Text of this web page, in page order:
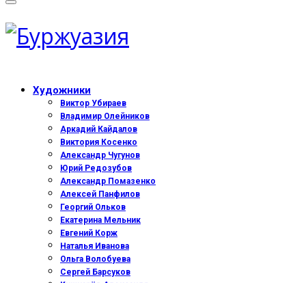
Художники
Виктор Убираев
Владимир Олейников
Аркадий Кайдалов
Виктория Косенко
Александр Чугунов
Юрий Редозубов
Александр Помазенко
Алексей Панфилов
Георгий Ольков
Екатерина Мельник
Евгений Корж
Наталья Иванова
Ольга Волобуева
Сергей Барсуков